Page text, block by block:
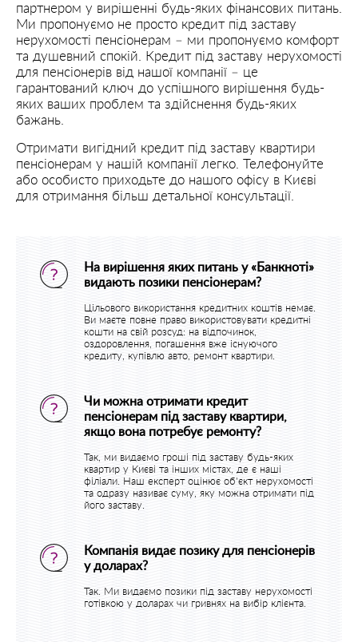
партнером у вирішенні будь-яких фінансових питань.
Ми пропонуємо не просто кредит під заставу
нерухомості пенсіонерам – ми пропонуємо комфорт
та душевний спокій. Кредит під заставу нерухомості
для пенсіонерів від нашої компанії – це
гарантований ключ до успішного вирішення будь-
яких ваших проблем та здійснення будь-яких
бажань.
Отримати вигідний кредит під заставу квартири
пенсіонерам у нашій компанії легко. Телефонуйте
або особисто приходьте до нашого офісу в Києві
для отримання більш детальної консультації.
На вирішення яких питань у «Банкноті»
видають позики пенсіонерам?
Цільового використання кредитних коштів немає.
Ви маєте повне право використовувати кредитні
кошти на свій розсуд: на відпочинок,
оздоровлення, погашення вже існуючого
кредиту, купівлю авто, ремонт квартири.
Чи можна отримати кредит
пенсіонерам під заставу квартири,
якщо вона потребує ремонту?
Так, ми видаємо гроші під заставу будь-яких
квартир у Києві та інших містах, де є наші
філіали. Наш експерт оцінює об'єкт нерухомості
та одразу називає суму, яку можна отримати під
його заставу.
Компанія видає позику для пенсіонерів
у доларах?
Так. Ми видаємо позики під заставу нерухомості
готівкою у доларах чи гривнях на вибір клієнта.